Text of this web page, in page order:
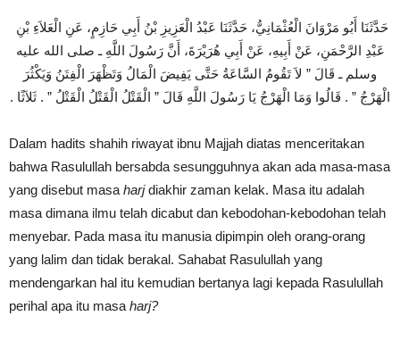
حَدَّثَنَا أَبُو مَرْوَانَ الْعُثْمَانِيُّ، حَدَّثَنَا عَبْدُ الْعَزِيزِ بْنُ أَبِي حَازِمٍ، عَنِ الْعَلاَءِ بْنِ
عَبْدِ الرَّحْمَنِ، عَنْ أَبِيهِ، عَنْ أَبِي هُرَيْرَةَ، أَنَّ رَسُولَ اللَّهِ ـ صلى الله عليه
وسلم ـ قَالَ ‏”‏ لاَ تَقُومُ السَّاعَةُ حَتَّى يَفِيضَ الْمَالُ وَتَظْهَرَ الْفِتَنُ وَيَكْثُرَ
الْهَرْجُ ‏”‏ ‏.‏ قَالُوا وَمَا الْهَرْجُ يَا رَسُولَ اللَّهِ قَالَ ‏”‏ الْقَتْلُ الْقَتْلُ الْقَتْلُ ‏”‏ ‏.‏ ثَلاَثًا ‏.‏
Dalam hadits shahih riwayat ibnu Majjah diatas menceritakan
bahwa Rasulullah bersabda sesungguhnya akan ada masa-masa
yang disebut masa harjdiakhir zaman kelak. Masa itu adalah
masa dimana ilmu telah dicabut dan kebodohan-kebodohan telah
menyebar. Pada masa itu manusia dipimpin oleh orang-orang
yang lalim dan tidak berakal. Sahabat Rasulullah yang
mendengarkan hal itu kemudian bertanya lagi kepada Rasulullah
perihal apa itu masa harj?